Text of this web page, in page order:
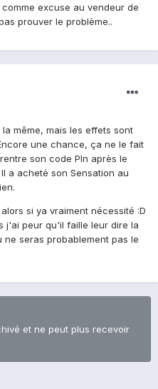
excuse au vendeur de
prouver le problème..
même, mais les effets sont
une chance, ça ne le fait
son code PIn après le
a acheté son Sensation au
si ya vraiment nécessité :D
j'ai peur qu'il faille leur dire la
ne seras probablement pas le
et ne peut plus recevoir